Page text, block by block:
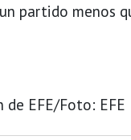
partido menos
EFE/Foto: EFE